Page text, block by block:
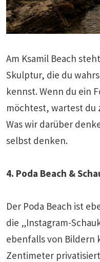
Am Ksamil Beach
Skulptur, die du
kennst. Wenn du ein
möchtest, wartest du
Was wir darüber
selbst denken.
4. Poda Beach &
Der Poda Beach ist
die „Instagram-
ebenfalls von Bildern
Zentimeter